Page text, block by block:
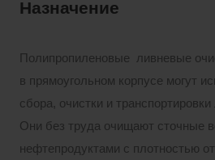
Назначение
Полипропиленовые ливневые
в прямоугольном корпусе могут
сбора, очистки и транспортировки
Они без труда очищают сточные
нефтепродуктами с плотностью